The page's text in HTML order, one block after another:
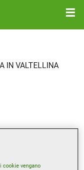
IN VALTELLINA
vengano